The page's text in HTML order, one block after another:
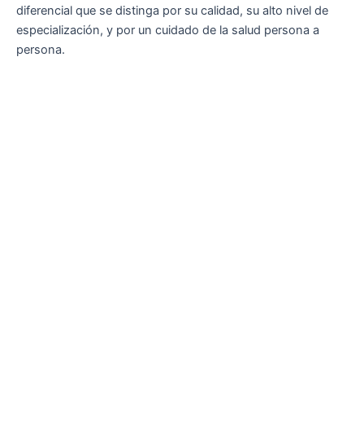
diferencial que se distinga por su calidad, su alto nivel de
especialización, y por un cuidado de la salud persona a
persona.